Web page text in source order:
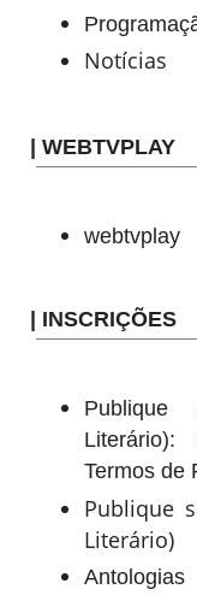
Notícias
| WEBTVPLAY
webtvplay
| INSCRIÇÕES
Literário):
Termos de
Publique
Literário)
Antologias